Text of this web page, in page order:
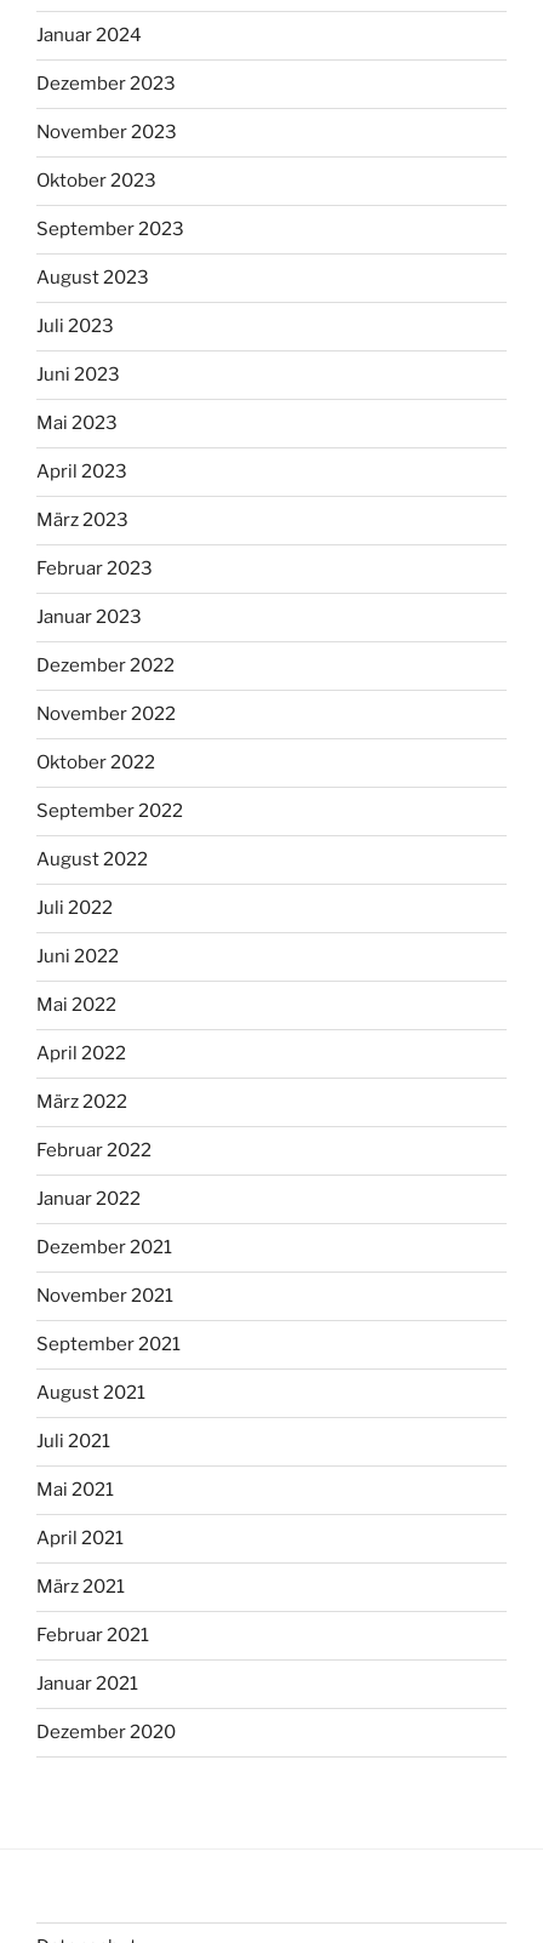
Januar 2024
Dezember 2023
November 2023
Oktober 2023
September 2023
August 2023
Juli 2023
Juni 2023
Mai 2023
April 2023
März 2023
Februar 2023
Januar 2023
Dezember 2022
November 2022
Oktober 2022
September 2022
August 2022
Juli 2022
Juni 2022
Mai 2022
April 2022
März 2022
Februar 2022
Januar 2022
Dezember 2021
November 2021
September 2021
August 2021
Juli 2021
Mai 2021
April 2021
März 2021
Februar 2021
Januar 2021
Dezember 2020